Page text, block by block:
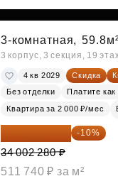
3-комнатная, 59.8м²
3 корпус, 3 секция, 19
4 кв 2029 Скидка
Без отделки
Платите как
Квартира за 2 000 ₽/мес
30 602 052 ₽ -10%
34 002 280 ₽
511 740 ₽ за м²